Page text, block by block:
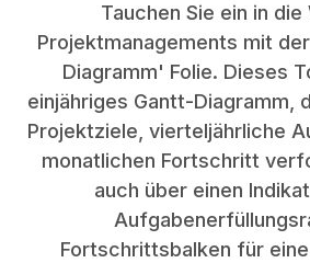
Tauchen Sie ein in
Projektmanagements mit
Diagramm' Folie. Dieses
einjähriges Gantt-Diagramm,
Projektziele, vierteljährliche
monatlichen Fortschritt
auch über einen
Fortschrittsbalken für